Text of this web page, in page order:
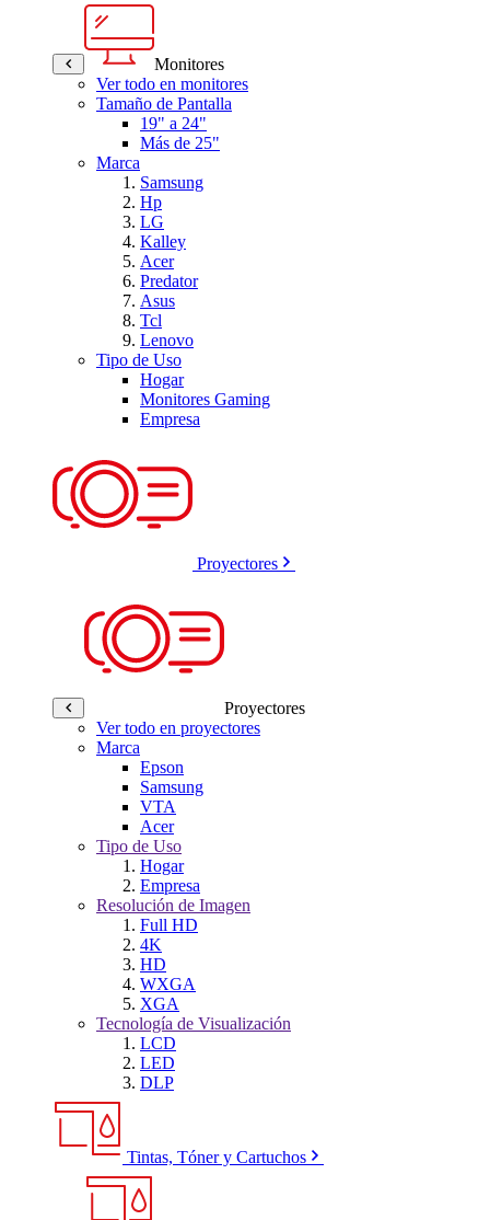
Monitores
Ver todo en monitores
Tamaño de Pantalla
19" a 24"
Más de 25"
Marca
Samsung
Hp
LG
Kalley
Acer
Predator
Asus
Tcl
Lenovo
Tipo de Uso
Hogar
Monitores Gaming
Empresa
Proyectores
Proyectores
Ver todo en proyectores
Marca
Epson
Samsung
VTA
Acer
Tipo de Uso
Hogar
Empresa
Resolución de Imagen
Full HD
4K
HD
WXGA
XGA
Tecnología de Visualización
LCD
LED
DLP
Tintas, Tóner y Cartuchos